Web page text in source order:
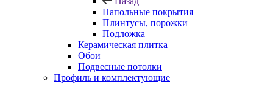
Напольные покрытия
Плинтусы, порожки
Подложка
Керамическая плитка
Обои
Подвесные потолки
Профиль и комплектующие